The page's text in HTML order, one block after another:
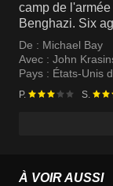
camp de
Benghazi. Six
De : Michael Bay
Avec : John
Pays : États-Unis
P. S.
À VOIR AUSSI